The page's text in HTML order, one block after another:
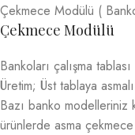
Çekmece Modülü (
Çekmece Modülü
Bankoları çalışma
Üretim; Üst tablaya
Bazı banko
ürünlerde asma